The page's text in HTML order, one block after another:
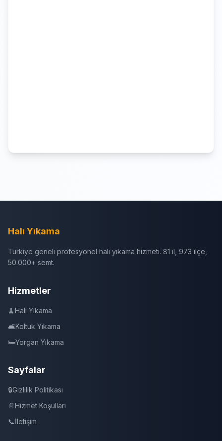
Halı Yıkama
Türkiye geneli profesyonel halı yıkama hizmeti. 81 il, 973 ilçe,
50.000+ semt.
Hizmetler
🧹Halı Yıkama
🛋️Koltuk Yıkama
🛏️Yorgan Yıkama
Sayfalar
🔒Gizlilik Politikası
📄Hizmet Koşulları
📞İletişim